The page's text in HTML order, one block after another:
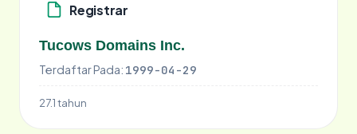
Registrar
Tucows Domains Inc.
Terdaftar Pada: 1999-04-29
27.1 tahun